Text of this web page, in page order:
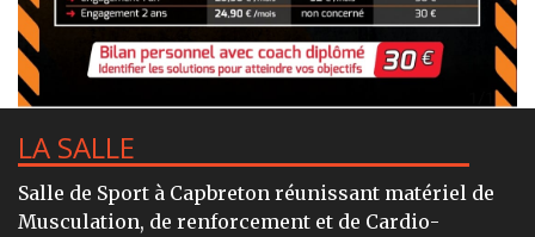
LA SALLE
Salle de Sport à Capbreton réunissant matériel de
Musculation, de renforcement et de Cardio-